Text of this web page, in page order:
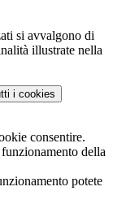
si avvalgono di
illustrate nella
i cookies
consentire.
della
potete